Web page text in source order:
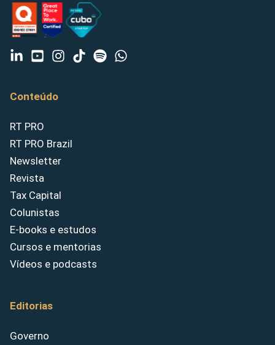
Conteúdo
RT PRO
RT PRO Brazil
Newsletter
Revista
Tax Capital
Colunistas
E-books e estudos
Cursos e mentorias
Vídeos e podcasts
Editorias
Governo